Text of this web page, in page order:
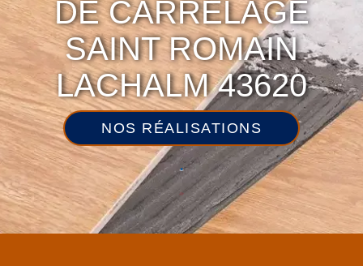
DE CARRELAGE
SAINT ROMAIN
LACHALM 43620
NOS RÉALISATIONS